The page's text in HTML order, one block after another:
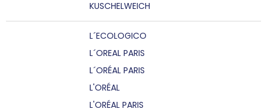
KUSCHELWEICH
L´ECOLOGICO
L´OREAL PARIS
L´ORÉAL PARIS
L'ORÉAL
L'ORÉAL PARIS